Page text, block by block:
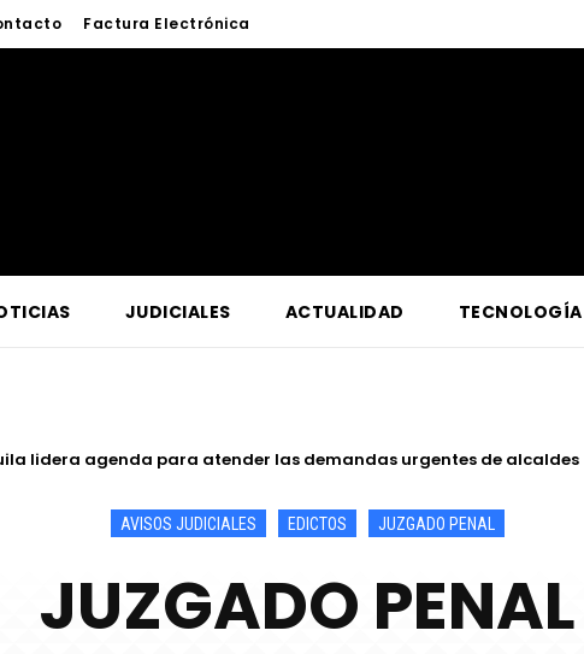
Factura Electrónica
JUDICIALES ACTUALIDAD TECNOLOGÍA
de Iquitos fortalece atención y prevención frente a casos de abuso
AVISOS JUDICIALES EDICTOS JUZGADO PENAL
JUZGADO PENAL